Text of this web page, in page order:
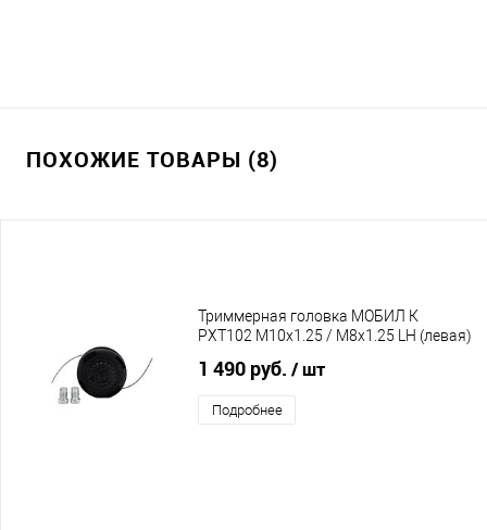
ПОХОЖИЕ ТОВАРЫ (8)
Триммерная головка МОБИЛ К
PXT102 M10x1.25 / M8x1.25 LH (левая)
1 490 руб. / шт
Подробнее